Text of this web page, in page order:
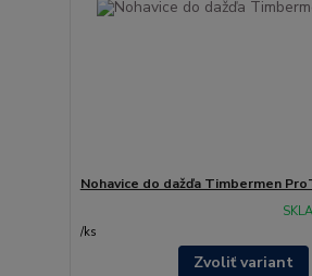
Nohavice do dažďa Timbermen
/ks
Zvoliť variant